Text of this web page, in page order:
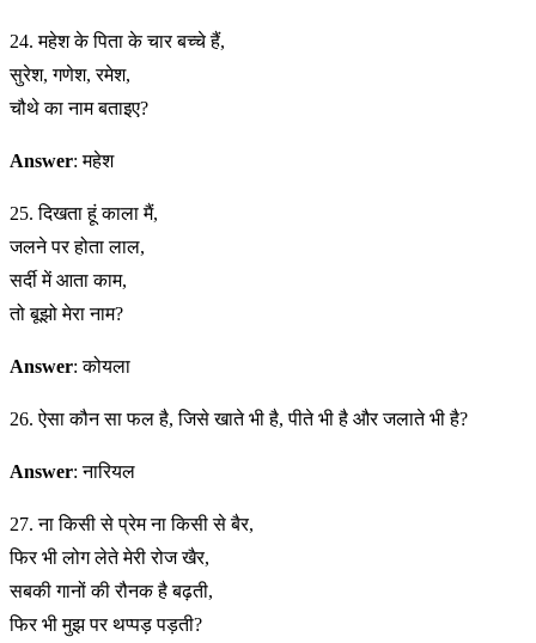
24. महेश के पिता के चार बच्चे हैं,
सुरेश, गणेश, रमेश,
चौथे का नाम बताइए?
Answer: महेश
25. दिखता हूं काला मैं,
जलने पर होता लाल,
सर्दी में आता काम,
तो बूझो मेरा नाम?
Answer: कोयला
26. ऐसा कौन सा फल है, जिसे खाते भी है, पीते भी है और जलाते भी है?
Answer: नारियल
27. ना किसी से प्रेम ना किसी से बैर,
फिर भी लोग लेते मेरी रोज खैर,
सबकी गानों की रौनक है बढ़ती,
फिर भी मुझ पर थप्पड़ पड़ती?